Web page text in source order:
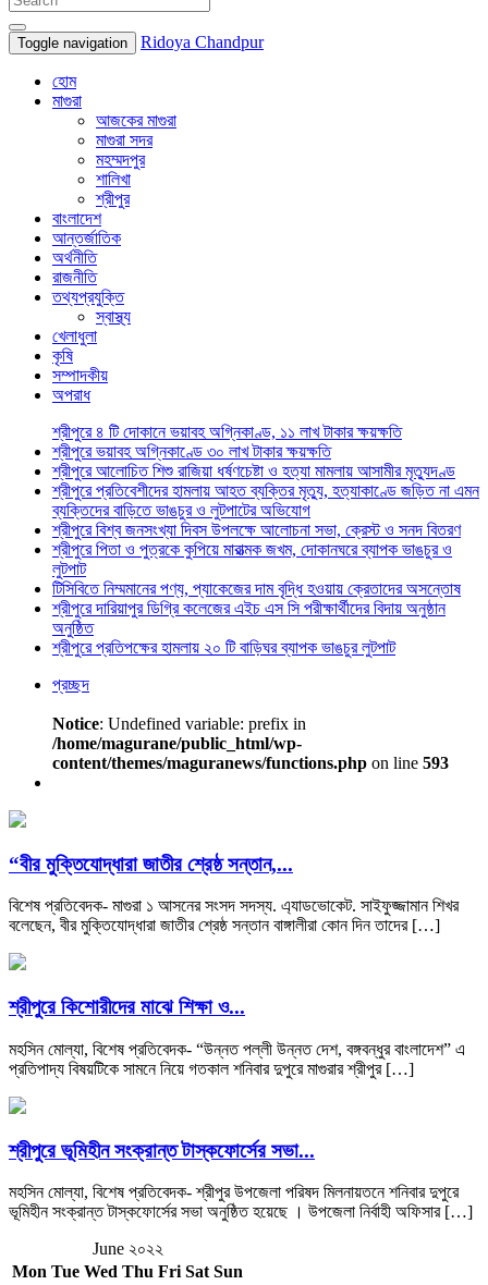
Toggle navigation Ridoya Chandpur
হোম
মাগুরা
আজকের মাগুরা
মাগুরা সদর
মহম্মদপুর
শালিখা
শ্রীপুর
বাংলাদেশ
আন্তর্জাতিক
অর্থনীতি
রাজনীতি
তথ্যপ্রযুক্তি
স্বাস্থ্য
খেলাধুলা
কৃষি
সম্পাদকীয়
অপরাধ
শ্রীপুরে ৪ টি দোকানে ভয়াবহ অগ্নিকাণ্ড, ১১ লাখ টাকার ক্ষয়ক্ষতি
শ্রীপুরে ভয়াবহ অগ্নিকাণ্ডে ৩০ লাখ টাকার ক্ষয়ক্ষতি
শ্রীপুরে আলোচিত শিশু রাজিয়া ধর্ষণচেষ্টা ও হত্যা মামলায় আসামীর মৃত্যুদণ্ড
শ্রীপুরে প্রতিবেশীদের হামলায় আহত ব্যক্তির মৃত্যু, হত্যাকাণ্ডে জড়িত না এমন
ব্যক্তিদের বাড়িতে ভাঙচুর ও লুটপাটের অভিযোগ
শ্রীপুরে বিশ্ব জনসংখ্যা দিবস উপলক্ষে আলোচনা সভা, ক্রেস্ট ও সনদ বিতরণ
শ্রীপুরে পিতা ও পুত্রকে কুপিয়ে মারাত্মক জখম, দোকানঘরে ব্যাপক ভাঙচুর ও
লুটপাট
টিসিবিতে নিম্মমানের পণ্য, প্যাকেজের দাম বৃদ্ধি হওয়ায় ক্রেতাদের অসন্তোষ
শ্রীপুরে দারিয়াপুর ডিগ্রি কলেজের এইচ এস সি পরীক্ষার্থীদের বিদায় অনুষ্ঠান
অনুষ্ঠিত
শ্রীপুরে প্রতিপক্ষের হামলায় ২০ টি বাড়িঘর ব্যাপক ভাঙচুর লুটপাট
প্রচ্ছদ
Notice: Undefined variable: prefix in
/home/magurane/public_html/wp-
content/themes/maguranews/functions.php on line 593
“বীর মুক্তিযোদ্ধারা জাতীর শ্রেষ্ঠ সন্তান,...
বিশেষ প্রতিবেদক- মাগুরা ১ আসনের সংসদ সদস্য. এ্যাডভোকেট. সাইফুজ্জামান শিখর
বলেছেন, বীর মুক্তিযোদ্ধারা জাতীর শ্রেষ্ঠ সন্তান বাঙ্গালীরা কোন দিন তাদের […]
শ্রীপুরে কিশোরীদের মাঝে শিক্ষা ও...
মহসিন মোল্যা, বিশেষ প্রতিবেদক- “উন্নত পল্লী উন্নত দেশ, বঙ্গবন্ধুর বাংলাদেশ” এ
প্রতিপাদ্য বিষয়টিকে সামনে নিয়ে গতকাল শনিবার দুপুরে মাগুরার শ্রীপুর […]
শ্রীপুরে ভূমিহীন সংক্রান্ত টাস্কফোর্সের সভা...
মহসিন মোল্যা, বিশেষ প্রতিবেদক- শ্রীপুর উপজেলা পরিষদ মিলনায়তনে শনিবার দুপুরে
ভূমিহীন সংক্রান্ত টাস্কফোর্সের সভা অনুষ্ঠিত হয়েছে । উপজেলা নির্বাহী অফিসার […]
June ২০২২
Mon Tue Wed Thu Fri Sat Sun